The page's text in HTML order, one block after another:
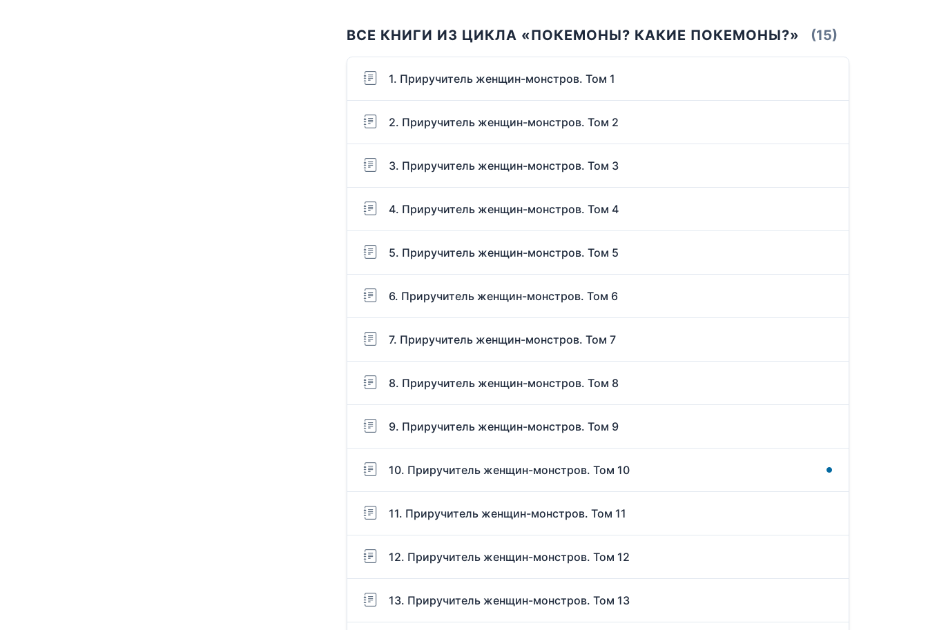
ВСЕ КНИГИ ИЗ ЦИКЛА «ПОКЕМОНЫ? КАКИЕ ПОКЕМОНЫ?» (15)
1. Приручитель женщин-монстров. Том 1
2. Приручитель женщин-монстров. Том 2
3. Приручитель женщин-монстров. Том 3
4. Приручитель женщин-монстров. Том 4
5. Приручитель женщин-монстров. Том 5
6. Приручитель женщин-монстров. Том 6
7. Приручитель женщин-монстров. Том 7
8. Приручитель женщин-монстров. Том 8
9. Приручитель женщин-монстров. Том 9
10. Приручитель женщин-монстров. Том 10
11. Приручитель женщин-монстров. Том 11
12. Приручитель женщин-монстров. Том 12
13. Приручитель женщин-монстров. Том 13